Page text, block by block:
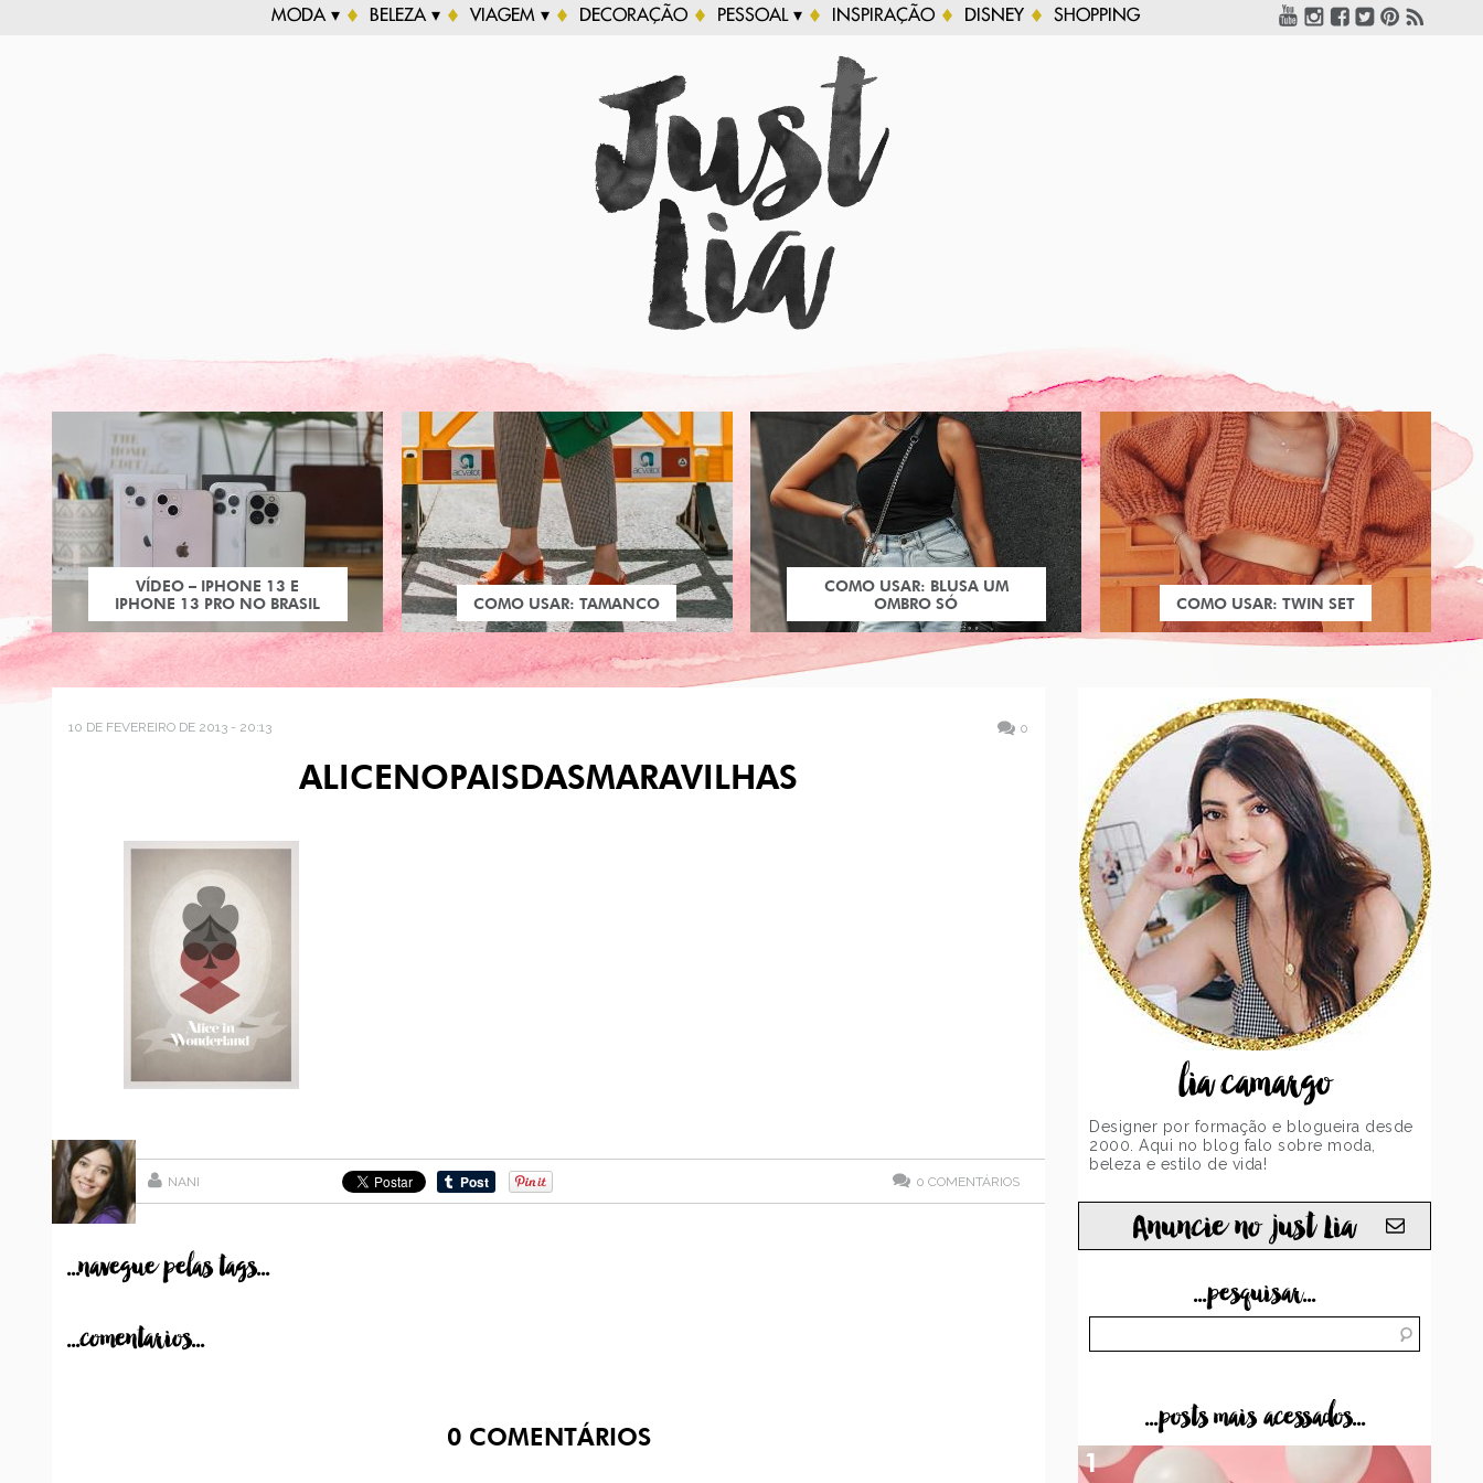
MODA ▾ BELEZA ▾ VIAGEM ▾ DECORAÇÃO PESSOAL ▾ INSPIRAÇÃO DISNEY SHOPPING
VÍDEO – IPHONE 13 E
IPHONE 13 PRO NO BRASIL
COMO USAR: TAMANCO
COMO USAR: BLUSA UM
OMBRO SÓ
COMO USAR: TWIN SET
10 DE FEVEREIRO DE 2013 - 20:13 0
ALICENOPAISDASMARAVILHAS
NANI 0 COMENTÁRIOS
...navegue pelas tags...
...comentarios...
0COMENTÁRIOS
lia camargo
Designer por formação e blogueira desde
2000. Aqui no blog falo sobre moda,
beleza e estilo de vida!
Anuncie no just Lia
...pesquisar...
...posts mais acessados...
1